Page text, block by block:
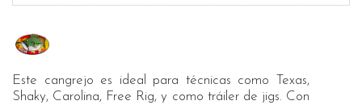
Este cangrejo es ideal para técnicas como Texas,
Shaky, Carolina, Free Rig, y como tráiler de jigs. Con